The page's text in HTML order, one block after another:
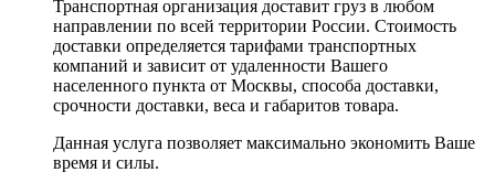
Транспортная организация доставит груз в любом
направлении по всей территории России. Стоимость
доставки определяется тарифами транспортных
компаний и зависит от удаленности Вашего
населенного пункта от Москвы, способа доставки,
срочности доставки, веса и габаритов товара.
Данная услуга позволяет максимально экономить Ваше
время и силы.